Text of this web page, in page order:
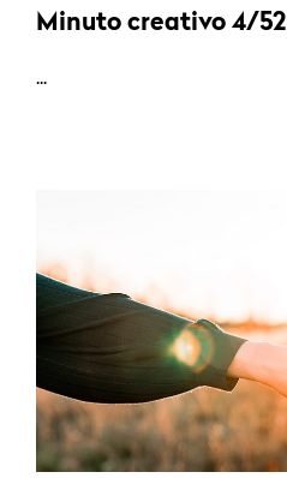
Minuto creativo 4/52
...